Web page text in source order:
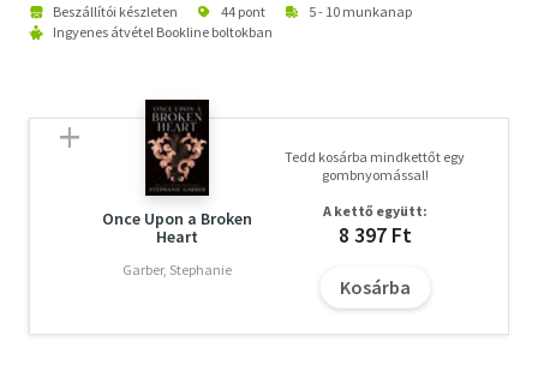
Beszállítói készleten 44 pont
5 - 10 munkanap
Ingyenes átvétel Bookline boltokban
Once Upon a Broken
Heart
Garber, Stephanie
Tedd kosárba mindkettőt egy
gombnyomással!
A kettő együtt:
8 397 Ft
Kosárba